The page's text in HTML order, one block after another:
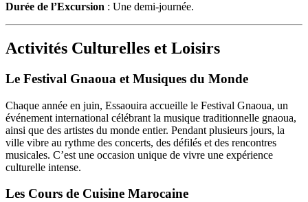
Durée de l’Excursion : Une demi-journée.
Activités Culturelles et Loisirs
Le Festival Gnaoua et Musiques du Monde
Chaque année en juin, Essaouira accueille le Festival Gnaoua, un
événement international célébrant la musique traditionnelle gnaoua,
ainsi que des artistes du monde entier. Pendant plusieurs jours, la
ville vibre au rythme des concerts, des défilés et des rencontres
musicales. C’est une occasion unique de vivre une expérience
culturelle intense.
Les Cours de Cuisine Marocaine